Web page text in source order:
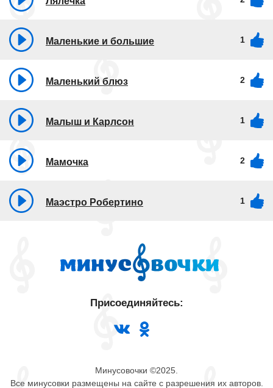
Маленькие и большие 1
Маленький блюз 2
Малыш и Карлсон 1
Мамочка 2
Маэстро Робертино 1
Минусовочки ©2025.
Все минусовки размещены на сайте с разрешения их авторов.
Присоединяйтесь: